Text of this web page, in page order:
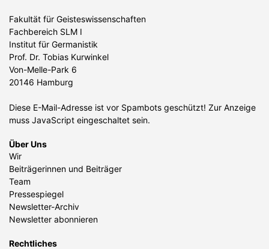
Fakultät für Geisteswissenschaften
Fachbereich SLM I
Institut für Germanistik
Prof. Dr. Tobias Kurwinkel
Von-Melle-Park 6
20146 Hamburg
Diese E-Mail-Adresse ist vor Spambots geschützt! Zur Anzeige
muss JavaScript eingeschaltet sein.
Über Uns
Wir
Beiträgerinnen und Beiträger
Team
Pressespiegel
Newsletter-Archiv
Newsletter abonnieren
Rechtliches